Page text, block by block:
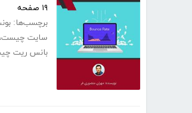
۱۹ صفحه
برچسب‌ها:
سایت چیست،
بانس ریت